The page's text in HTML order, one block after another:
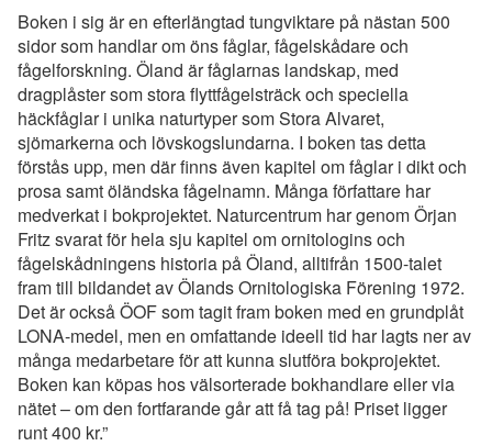
Boken i sig är en efterlängtad tungviktare på nästan 500
sidor som handlar om öns fåglar, fågelskådare och
fågelforskning. Öland är fåglarnas landskap, med
dragplåster som stora flyttfågelsträck och speciella
häckfåglar i unika naturtyper som Stora Alvaret,
sjömarkerna och lövskogslundarna. I boken tas detta
förstås upp, men där finns även kapitel om fåglar i dikt och
prosa samt öländska fågelnamn. Många författare har
medverkat i bokprojektet. Naturcentrum har genom Örjan
Fritz svarat för hela sju kapitel om ornitologins och
fågelskådningens historia på Öland, alltifrån 1500-talet
fram till bildandet av Ölands Ornitologiska Förening 1972.
Det är också ÖOF som tagit fram boken med en grundplåt
LONA-medel, men en omfattande ideell tid har lagts ner av
många medarbetare för att kunna slutföra bokprojektet.
Boken kan köpas hos välsorterade bokhandlare eller via
nätet – om den fortfarande går att få tag på! Priset ligger
runt 400 kr.”